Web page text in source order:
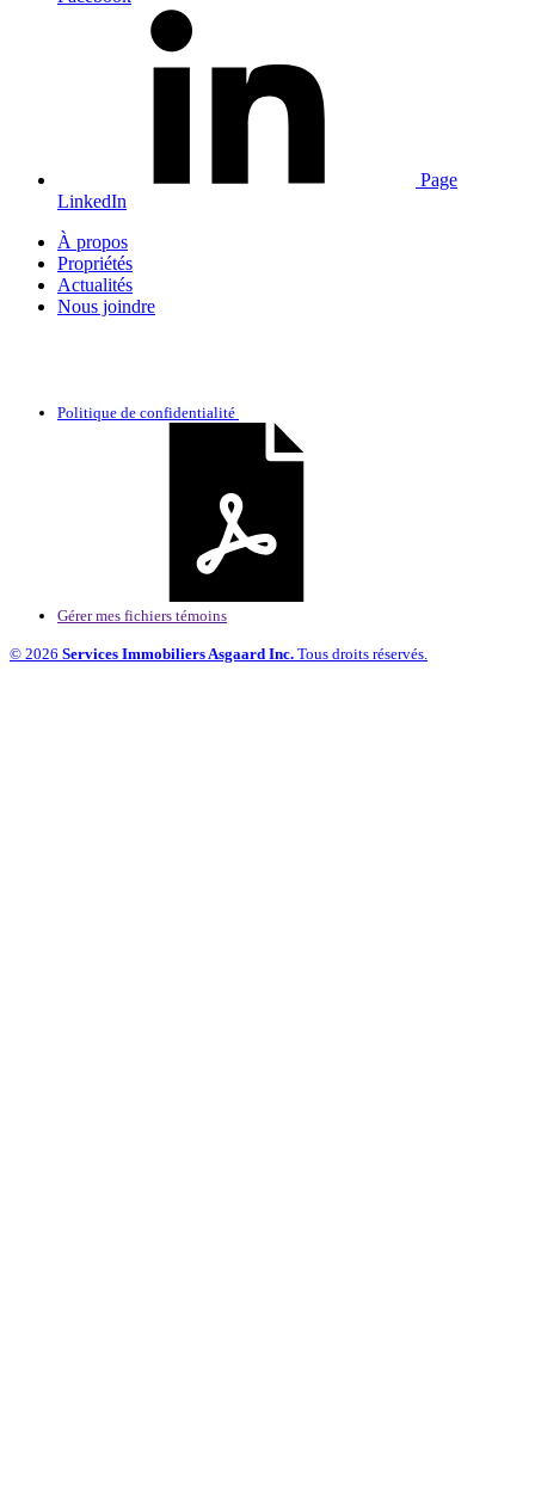
Page
LinkedIn
À propos
Propriétés
Actualités
Nous joindre
Politique de confidentialité
Gérer mes fichiers témoins
© 2026 Services Immobiliers Asgaard Inc. Tous droits réservés.